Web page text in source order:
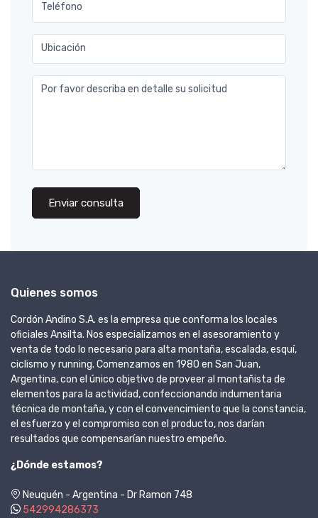
Teléfono
Ubicación
Por favor describa en detalle su solicitud
Enviar consulta
Quienes somos
Cordón Andino S.A. es la empresa que conforma los locales
oficiales Ansilta. Nos especializamos en el asesoramiento y
venta de todo lo necesario para alta montaña, escalada, esquí,
ciclismo y running. Comenzamos en 1980 en San Juan,
Argentina, con el único objetivo de proveer al montañista de
elementos para la actividad, confeccionando indumentaria
técnica de montaña, y con el convencimiento que la constancia,
el esfuerzo y el compromiso con el producto, nos darían
resultados que compensarían nuestro empeño.
¿Dónde estamos?
Neuquén - Argentina - Dr Ramon 748
542994286373